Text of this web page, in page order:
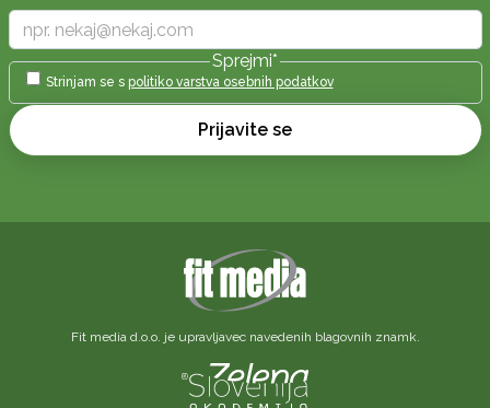
Sprejmi*
Strinjam se s politiko varstva osebnih podatkov
Prijavite se
Fit media d.o.o. je upravljavec navedenih blagovnih znamk.